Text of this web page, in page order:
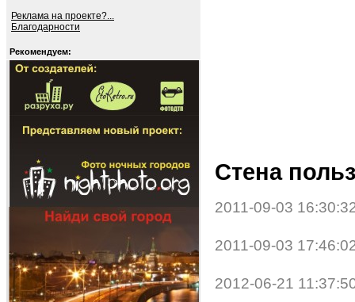
Реклама на проекте?...
Благодарности
Рекомендуем:
Стена
2011-09-03
2011-09-03
2012-06-21